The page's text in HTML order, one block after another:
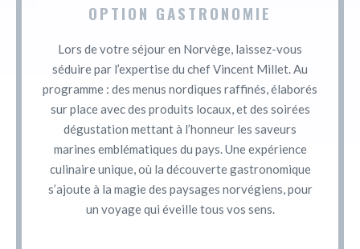
OPTION GASTRONOMIE
Lors de votre séjour en Norvège, laissez-vous
séduire par l’expertise du chef Vincent Millet. Au
programme : des menus nordiques raffinés, élaborés
sur place avec des produits locaux, et des soirées
dégustation mettant à l’honneur les saveurs
marines emblématiques du pays. Une expérience
culinaire unique, où la découverte gastronomique
s’ajoute à la magie des paysages norvégiens, pour
un voyage qui éveille tous vos sens.